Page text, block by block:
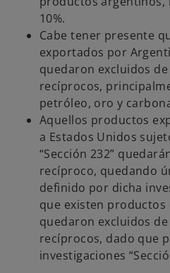
10%.
Cabe tener presente
exportados por
quedaron excluidos
recíprocos,
petróleo, oro y
Aquellos productos
a Estados Unidos
“Sección 232”
recíproco, quedando
definido por dicha
que existen
quedaron excluidos
recíprocos, dado que
investigaciones